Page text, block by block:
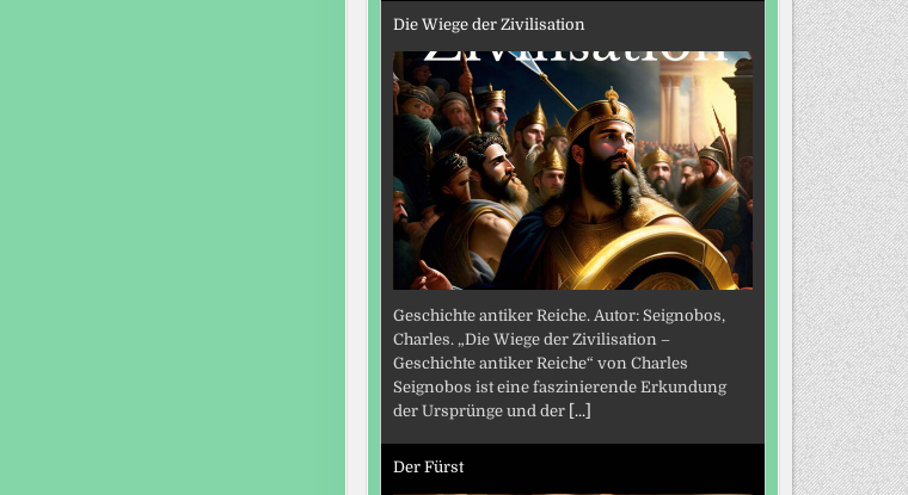
Die Wiege der Zivilisation
Geschichte antiker Reiche. Autor: Seignobos,
Charles. „Die Wiege der Zivilisation –
Geschichte antiker Reiche“ von Charles
Seignobos ist eine faszinierende Erkundung
der Ursprünge und der [...]
Der Fürst